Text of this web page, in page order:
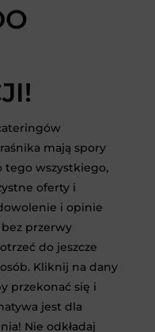
mają spory
tego wszystkiego,
oferty i
i opinie
przerwy
do jeszcze
Kliknij na dany
przekonać się i
jest dla
Nie odkładaj